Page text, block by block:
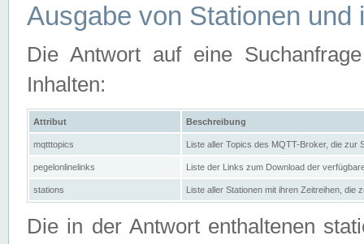
Ausgabe von Stationen und
Die Antwort auf eine
Inhalten:
Attribut Beschreibung
mqtttopics Liste aller Topics des MQTT-Broker, die zur
pegelonlinelinks Liste der Links zum Download der
stations Liste aller Stationen mit ihren Zeitreihen, die
Die in der Antwort enthaltenen